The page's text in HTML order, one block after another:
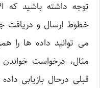
خطوط ارسال و دریافت
می توانید داده ها را
مثال، درخواست
قبلی درحال بازیابی